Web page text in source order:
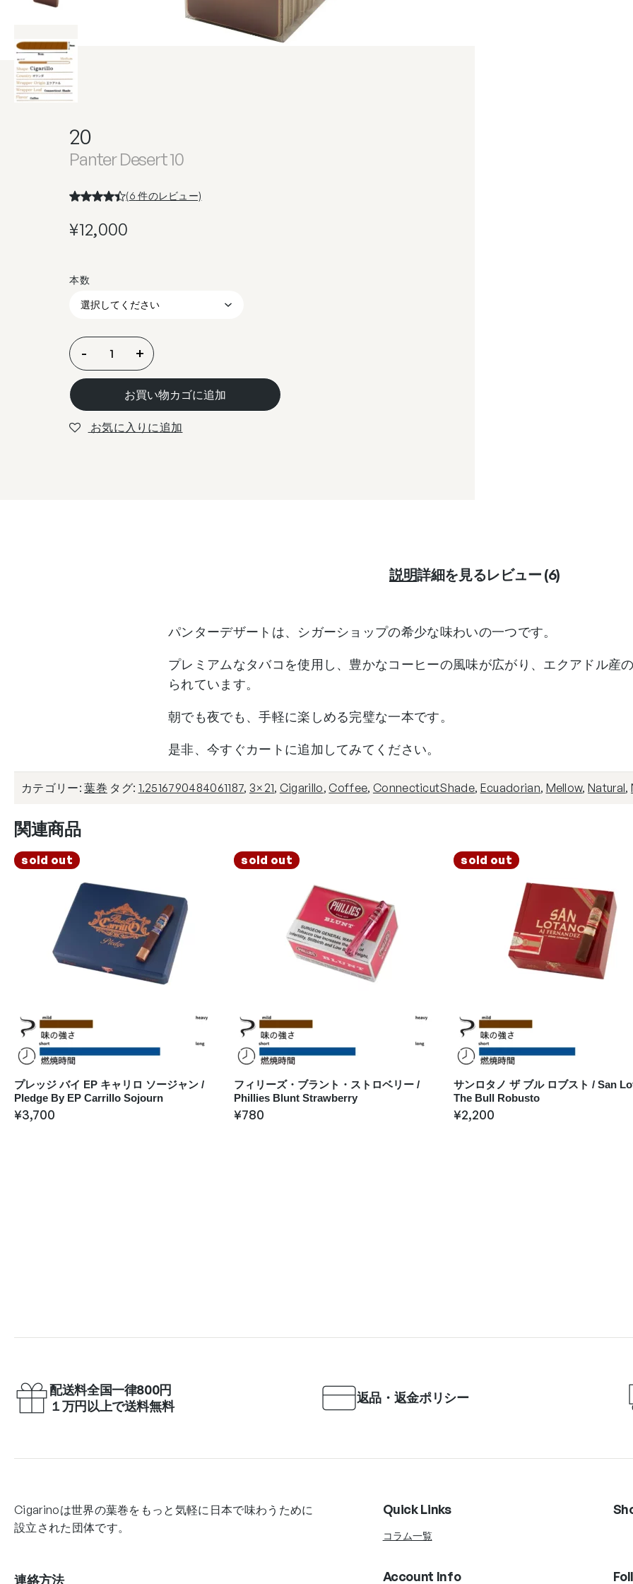
20
Panter Desert 10
(6 件のレビュー)
¥12,000
20
/
Panter
Desert
個
- +
お買い物カゴに追加
お気に入りに追加
説明詳細を見るレビュー (6)
パンターデザートは、シガーショップの希少な味わいの一つです。
プレミアムなタバコを使用し、豊かなコーヒーの風味が広がり、エクアドル産
られています。
朝でも夜でも、手軽に楽しめる完璧な一本です。
是非、今すぐカートに追加してみてください。
カテゴリー:葉巻 タグ: 1.2516790484061187, 3×21, Cigarillo,Coffee, ConnecticutShade, Ecuadorian, Mellow,Natural,
関連商品
sold out
プレッジ バイ EP キャリロ ソージャン /
Pledge By EP Carrillo Sojourn
¥3,700
sold out
フィリーズ・ブラント・ストロベリー /
Phillies Blunt Strawberry
¥780
sold out
サンロタノ ザ ブル ロブスト / San
The Bull Robusto
¥2,200
配送料全国一律800円
１万円以上で送料無料
返品・返金ポリシー
Cigarinoは世界の葉巻をもっと気軽に日本で味わうために
設立された団体です。
連絡方法
Quick Links
コラム一覧
Account Info